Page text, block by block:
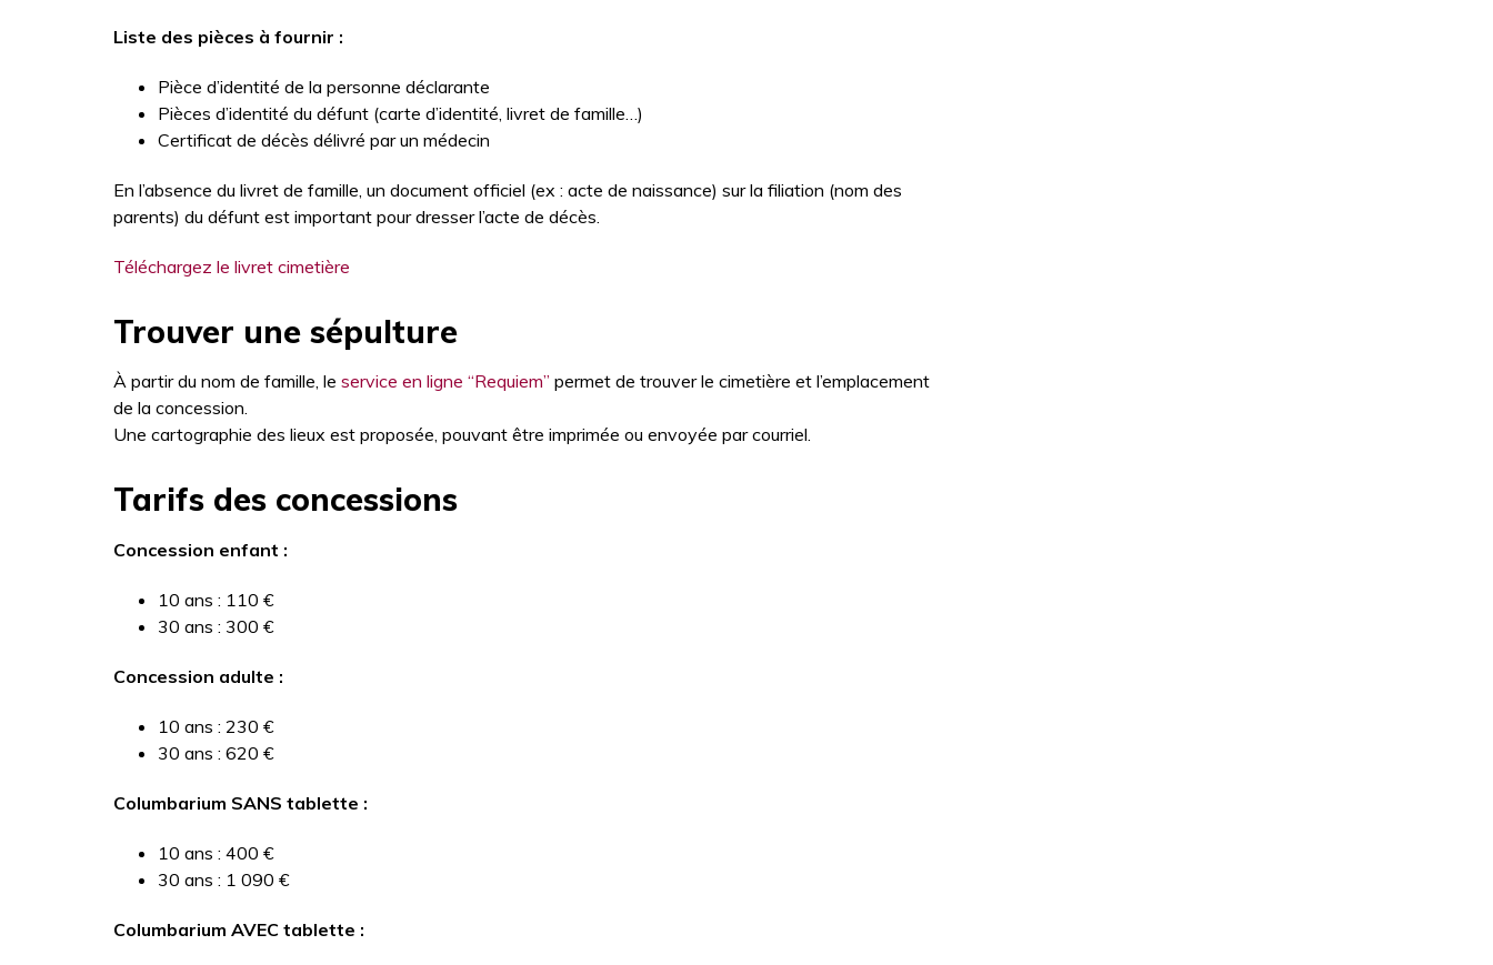
Liste des pièces à fournir :
Pièce d’identité de la personne déclarante
Pièces d’identité du défunt (carte d’identité, livret de famille…)
Certificat de décès délivré par un médecin
En l’absence du livret de famille, un document officiel (ex : acte de naissance) sur la filiation (nom des
parents) du défunt est important pour dresser l’acte de décès.
Téléchargez le livret cimetière
Trouver une sépulture
À partir du nom de famille, le service en ligne “Requiem” permet de trouver le cimetière et l’emplacement
de la concession.
Une cartographie des lieux est proposée, pouvant être imprimée ou envoyée par courriel.
Tarifs des concessions
Concession enfant :
10 ans : 110 €
30 ans : 300 €
Concession adulte :
10 ans : 230 €
30 ans : 620 €
Columbarium SANS tablette :
10 ans : 400 €
30 ans : 1 090 €
Columbarium AVEC tablette :